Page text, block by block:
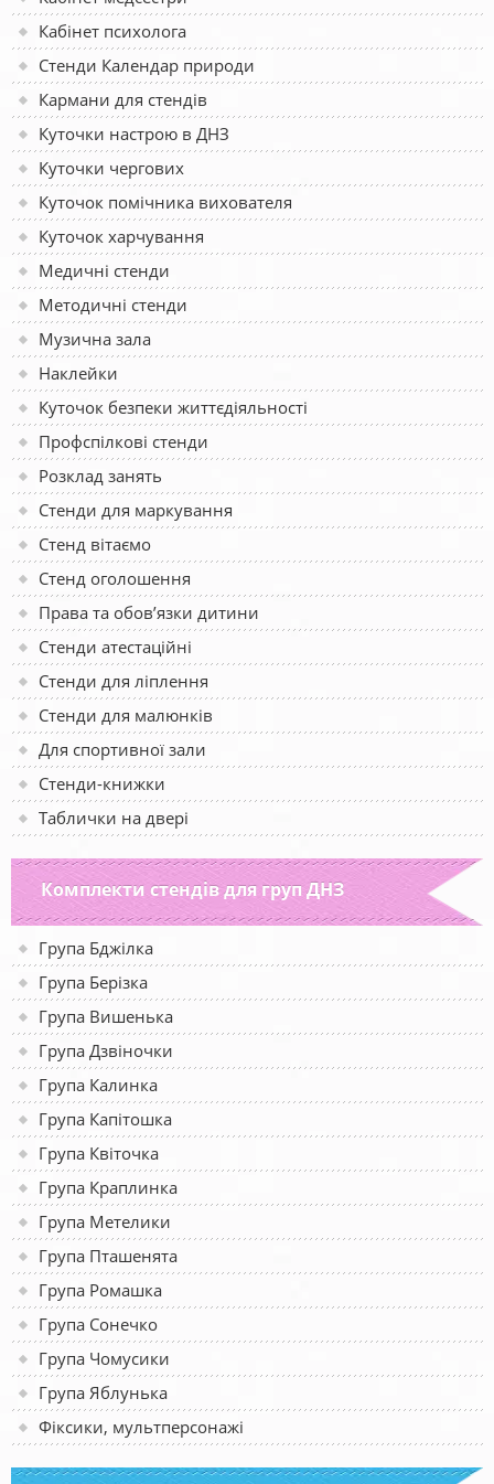
Кабінет психолога
Стенди Календар природи
Кармани для стендів
Куточки настрою в ДНЗ
Куточки чергових
Куточок помічника вихователя
Куточок харчування
Медичні стенди
Методичні стенди
Музична зала
Наклейки
Куточок безпеки життєдіяльності
Профспілкові стенди
Розклад занять
Стенди для маркування
Стенд вітаємо
Стенд оголошення
Права та обов’язки дитини
Стенди атестаційні
Стенди для ліплення
Стенди для малюнків
Для спортивної зали
Стенди-книжки
Таблички на двері
Комплекти стендів для груп ДНЗ
Група Бджілка
Група Берізка
Група Вишенька
Група Дзвіночки
Група Калинка
Група Капітошка
Група Квіточка
Група Краплинка
Група Метелики
Група Пташенята
Група Ромашка
Група Сонечко
Група Чомусики
Група Яблунька
Фіксики, мультперсонажі